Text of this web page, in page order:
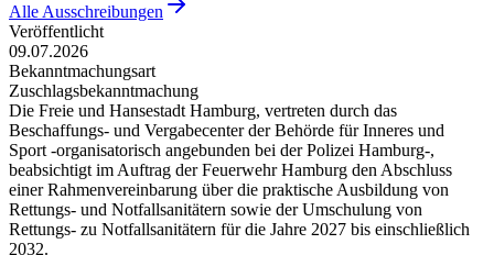
Alle Ausschreibungen
Veröffentlicht
09.07.2026
Bekanntmachungsart
Zuschlagsbekanntmachung
Die Freie und Hansestadt Hamburg, vertreten durch das
Beschaffungs- und Vergabecenter der Behörde für Inneres und
Sport -organisatorisch angebunden bei der Polizei Hamburg-,
beabsichtigt im Auftrag der Feuerwehr Hamburg den Abschluss
einer Rahmenvereinbarung über die praktische Ausbildung von
Rettungs- und Notfallsanitätern sowie der Umschulung von
Rettungs- zu Notfallsanitätern für die Jahre 2027 bis einschließlich
2032.